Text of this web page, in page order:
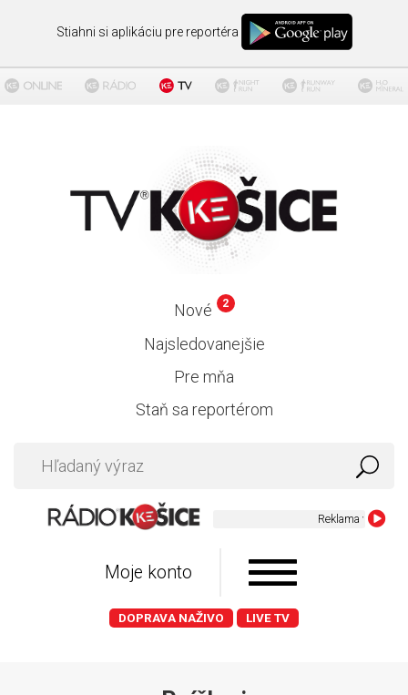
Stiahni si aplikáciu pre reportéra
Nové 2
Najsledovanejšie
Pre mňa
Staň sa reportérom
Moje konto
DOPRAVA NAŽIVO LIVE TV